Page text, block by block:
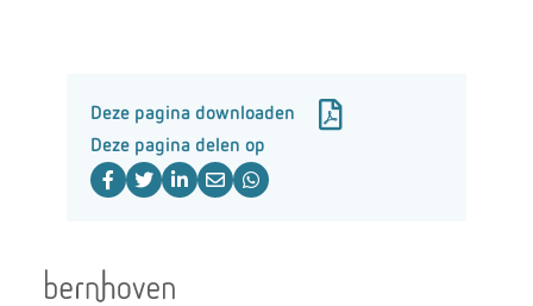
Deze pagina downloaden
Deze pagina delen op